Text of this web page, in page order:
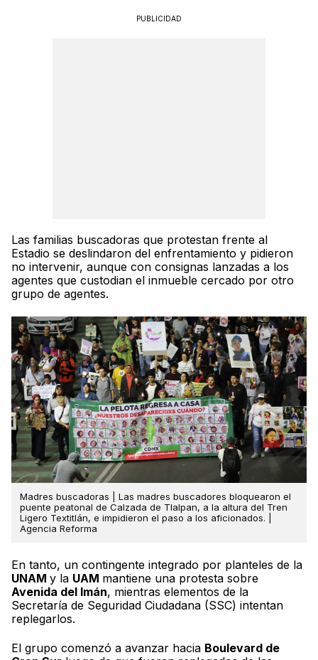
PUBLICIDAD
Las familias buscadoras que protestan frente al
Estadio se deslindaron del enfrentamiento y pidieron
no intervenir, aunque con consignas lanzadas a los
agentes que custodian el inmueble cercado por otro
grupo de agentes.
Madres buscadoras | Las madres buscadores bloquearon el
puente peatonal de Calzada de Tlalpan, a la altura del Tren
Ligero Textitlán, e impidieron el paso a los aficionados. |
Agencia Reforma
En tanto, un contingente integrado por planteles de la
UNAM y la UAM mantiene una protesta sobre
Avenida del Imán, mientras elementos de la
Secretaría de Seguridad Ciudadana (SSC) intentan
replegarlos.
El grupo comenzó a avanzar hacia Boulevard de